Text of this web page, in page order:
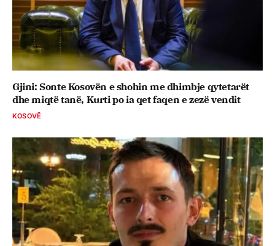
Gjini: Sonte Kosovën e shohin me dhimbje qytetarët
dhe miqtë tanë, Kurti po ia qet faqen e zezë vendit
KOSOVË